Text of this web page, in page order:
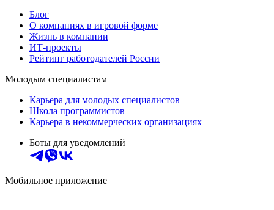
Блог
О компаниях в игровой форме
Жизнь в компании
ИТ-проекты
Рейтинг работодателей России
Молодым специалистам
Карьера для молодых специалистов
Школа программистов
Карьера в некоммерческих организациях
Боты для уведомлений
Мобильное приложение